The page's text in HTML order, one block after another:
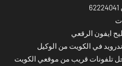
ايفون الرقعي
في الكويت من الوكيل
تلفونات قريب من موقعي الكويت